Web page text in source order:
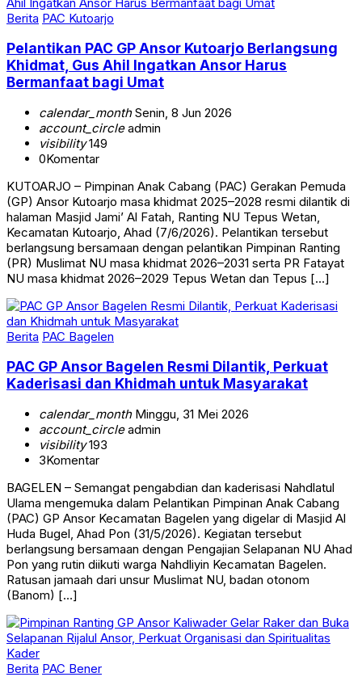
Berita PAC Kutoarjo
Pelantikan PAC GP Ansor Kutoarjo Berlangsung
Khidmat, Gus Ahil Ingatkan Ansor Harus
Bermanfaat bagi Umat
calendar_monthSenin, 8 Jun 2026
account_circleadmin
visibility149
0Komentar
KUTOARJO – Pimpinan Anak Cabang (PAC) Gerakan Pemuda
(GP) Ansor Kutoarjo masa khidmat 2025–2028 resmi dilantik di
halaman Masjid Jami’ Al Fatah, Ranting NU Tepus Wetan,
Kecamatan Kutoarjo, Ahad (7/6/2026). Pelantikan tersebut
berlangsung bersamaan dengan pelantikan Pimpinan Ranting
(PR) Muslimat NU masa khidmat 2026–2031 serta PR Fatayat
NU masa khidmat 2026–2029 Tepus Wetan dan Tepus […]
Berita PAC Bagelen
PAC GP Ansor Bagelen Resmi Dilantik, Perkuat
Kaderisasi dan Khidmah untuk Masyarakat
calendar_monthMinggu, 31 Mei 2026
account_circleadmin
visibility193
3Komentar
BAGELEN – Semangat pengabdian dan kaderisasi Nahdlatul
Ulama mengemuka dalam Pelantikan Pimpinan Anak Cabang
(PAC) GP Ansor Kecamatan Bagelen yang digelar di Masjid Al
Huda Bugel, Ahad Pon (31/5/2026). Kegiatan tersebut
berlangsung bersamaan dengan Pengajian Selapanan NU Ahad
Pon yang rutin diikuti warga Nahdliyin Kecamatan Bagelen.
Ratusan jamaah dari unsur Muslimat NU, badan otonom
(Banom) […]
Berita PAC Bener